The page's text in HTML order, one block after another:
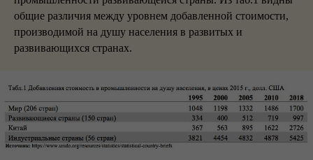
общие различия между уровнем добавленной стоимости,
производимой на душу населения в развитых и
развивающихся странах.